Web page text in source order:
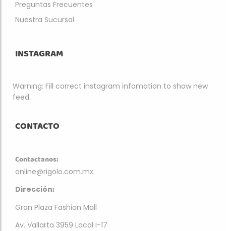
Preguntas Frecuentes
Nuestra Sucursal
INSTAGRAM
Warning: Fill correct instagram infomation to show new
feed.
CONTACTO
Contactanos:
online@rigolo.com.mx
Dirección:
Gran Plaza Fashion Mall
Av. Vallarta 3959 Local I-17